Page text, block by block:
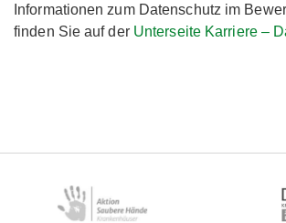
Informationen zum Datenschutz im
finden Sie auf der Unterseite Karriere –